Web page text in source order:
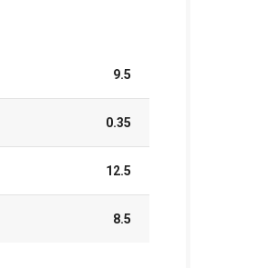
9.5
0.35
12.5
8.5